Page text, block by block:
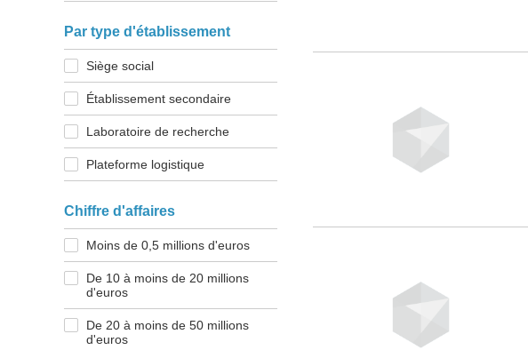
Par type d'établissement
Siège social
Établissement secondaire
Laboratoire de recherche
Plateforme logistique
Chiffre d'affaires
Moins de 0,5 millions d'euros
De 10 à moins de 20 millions
d'euros
De 20 à moins de 50 millions
d'euros